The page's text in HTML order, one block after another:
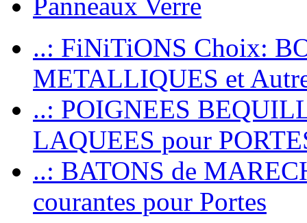
..: FiNiTiONS Choix:
METALLIQUES et
..: POIGNEES
LAQUEES pour
..: BATONS de
courantes pour Portes